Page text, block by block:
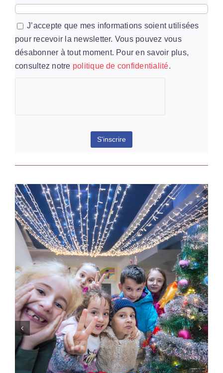
J’accepte que mes informations soient utilisées
pour recevoir la newsletter. Vous pouvez vous
désabonner à tout moment. Pour en savoir plus,
consultez notre politique de confidentialité.